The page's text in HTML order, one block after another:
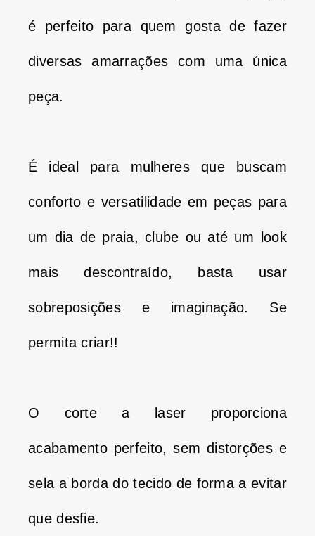
é perfeito para quem gosta de fazer
diversas amarrações com uma única
peça.
É ideal para mulheres que buscam
conforto e versatilidade em peças para
um dia de praia, clube ou até um look
mais descontraído, basta usar
sobreposições e imaginação. Se
permita criar!!
O corte a laser proporciona
acabamento perfeito, sem distorções e
sela a borda do tecido de forma a evitar
que desfie.